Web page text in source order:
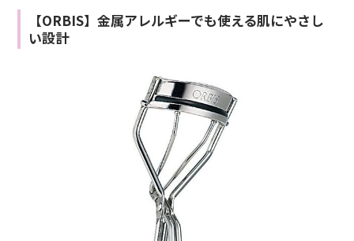
【ORBIS】金属アレルギーでも使える肌にやさし
い設計